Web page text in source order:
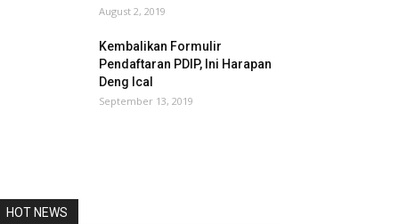
August 2, 2019
Kembalikan Formulir
Pendaftaran PDIP, Ini Harapan
Deng Ical
September 13, 2019
HOT NEWS